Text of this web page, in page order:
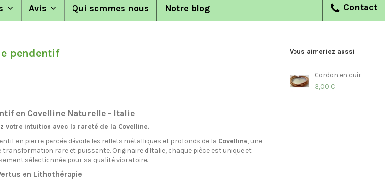
Avis Contact
Qui sommes nous Notre blog
pendentif
en Covelline Naturelle - Italie
votre intuition avec la rareté de la Covelline.
en pierre percée dévoile les reflets métalliques et profonds de la Covelline, une
transformation rare et puissante. Originaire d'Italie, chaque pièce est unique et
sélectionnée pour sa qualité vibratoire.
en Lithothérapie
Vous aimeriez aussi
Cordon en cuir
3,00 €